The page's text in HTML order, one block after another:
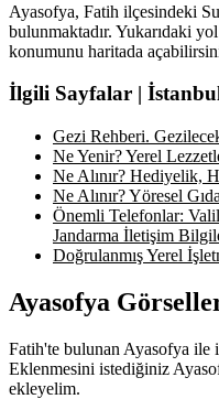
Ayasofya, Fatih ilçesindeki
bulunmaktadır. Yukarıdaki
konumunu haritada
İlgili Sayfalar |
Gezi Rehberi.
Ne Yenir? Yerel
Ne Alınır? Hediyelik,
Ne Alınır? Yöresel
Önemli Telefonlar:
Jandarma İletişim
Doğrulanmış Yerel
Ayasofya
Fatih'te bulunan Ayasofya ile
Eklenmesini istediğiniz
ekleyelim.